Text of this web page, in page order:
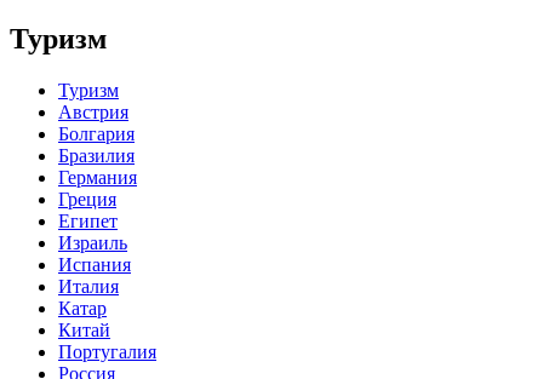
Туризм
Туризм
Австрия
Болгария
Бразилия
Германия
Греция
Египет
Израиль
Испания
Италия
Катар
Китай
Португалия
Россия